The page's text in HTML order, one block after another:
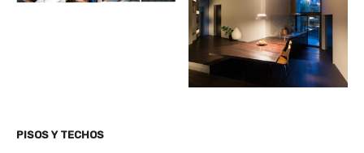
PISOS Y TECHOS